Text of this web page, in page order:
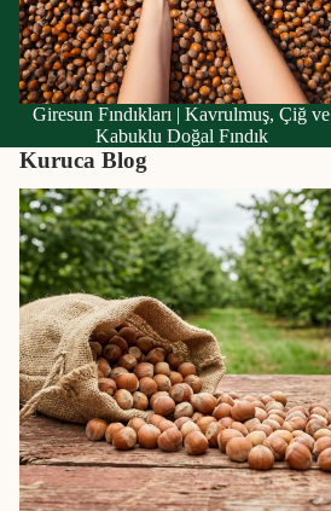
Giresun Fındıkları | Kavrulmuş, Çiğ ve
Kabuklu Doğal Fındık
Kuruca Blog
Giresun Tombul Fındığı: Bilimsel
Verilerle Dünyanın En İyi Fındığı